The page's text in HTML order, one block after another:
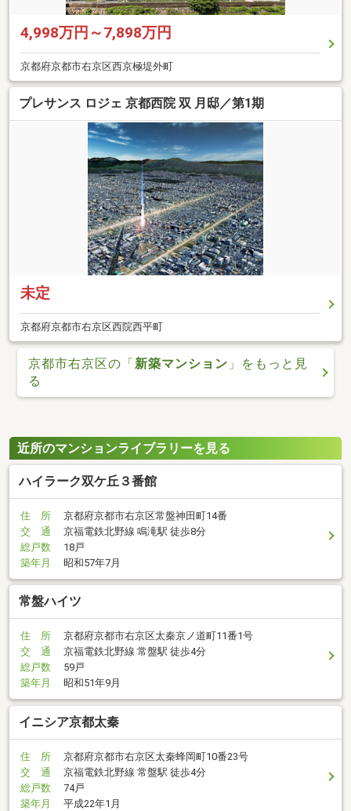
4,998万円～7,898万円
京都府京都市右京区西京極堤外町
プレサンス ロジェ 京都西院 双 月邸／第1期
未定
京都府京都市右京区西院西平町
京都市右京区の「新築マンション 」をもっと見
る
近所のマンションライブラリーを見る
ハイラーク双ケ丘３番館
住 所
京都府京都市右京区常盤神田町14番
交 通
京福電鉄北野線 鳴滝駅 徒歩8分
総戸数
18戸
築年月
昭和57年7月
常盤ハイツ
住 所
京都府京都市右京区太秦京ノ道町11番1号
交 通
京福電鉄北野線 常盤駅 徒歩4分
総戸数
59戸
築年月
昭和51年9月
イニシア京都太秦
住 所
京都府京都市右京区太秦蜂岡町10番23号
交 通
京福電鉄北野線 常盤駅 徒歩4分
総戸数
74戸
築年月
平成22年1月